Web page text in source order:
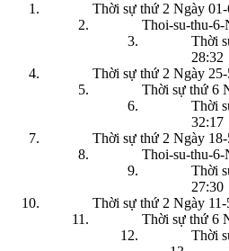
Thời sự thứ 2 Ngày
Thoi-su-thu-6-
Thời
28:32
Thời sự thứ 2 Ngày
Thời sự thứ 6
Thời
32:17
Thời sự thứ 2 Ngày
Thoi-su-thu-6-
Thời
27:30
Thời sự thứ 2 Ngày 11-
Thời sự thứ 6
Thời